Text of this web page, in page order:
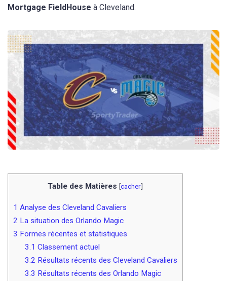
Mortgage FieldHouse à Cleveland.
Table des Matières [cacher]
1 Analyse des Cleveland Cavaliers
2 La situation des Orlando Magic
3 Formes récentes et statistiques
3.1 Classement actuel
3.2 Résultats récents des Cleveland Cavaliers
3.3 Résultats récents des Orlando Magic